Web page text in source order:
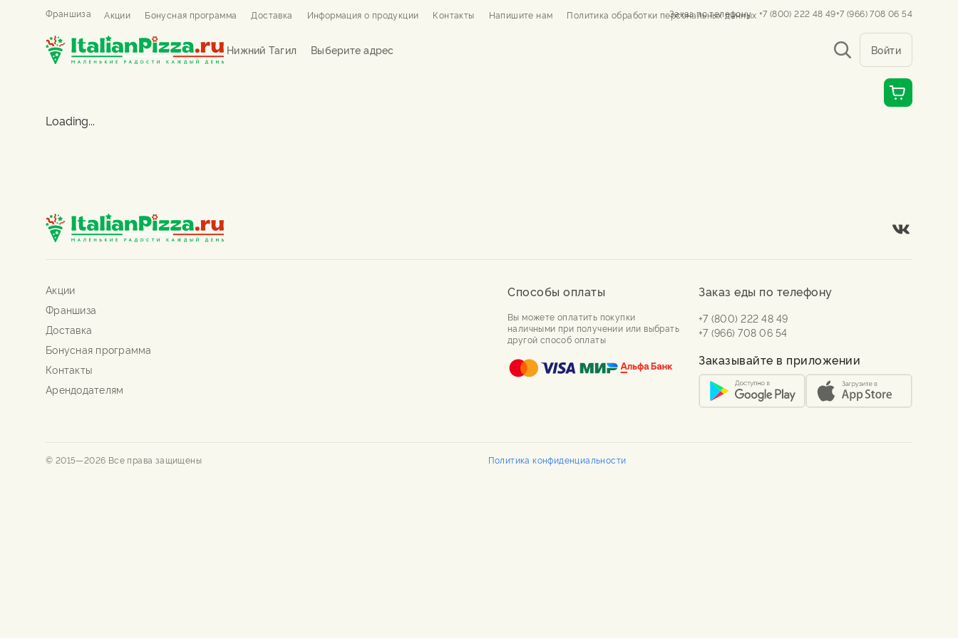
Франшиза Акции Бонусная программа Доставка Информация о продукции Контакты Напишите нам Политика обработки персональных данных
Заказ по телефону +7 (800) 222 48 49+7 (966) 708 06 54
Нижний Тагил Выберите адрес Войти
Loading...
Акции
Франшиза
Доставка
Бонусная программа
Контакты
Арендодателям
Способы оплаты
Вы можете оплатить покупки
наличными при получении или выбрать
другой способ оплаты
Заказ еды по телефону
+7 (800) 222 48 49
+7 (966) 708 06 54
Заказывайте в приложении
© 2015—2026 Все права защищены Политика конфиденциальности